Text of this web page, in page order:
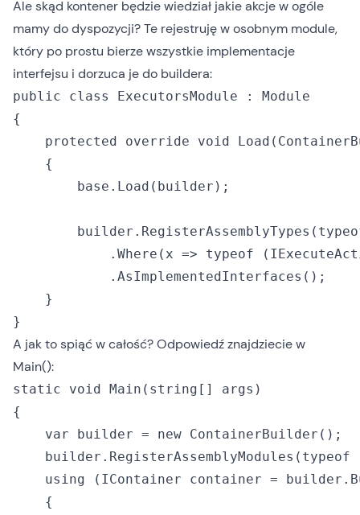
Ale skąd kontener będzie wiedział jakie akcje w ogóle
mamy do dyspozycji? Te rejestruję w osobnym module,
który po prostu bierze wszystkie implementacje
interfejsu i dorzuca je do buildera:
public class ExecutorsModule : Module
{
protected override void
    {
        base.Load(builder);
.Where(x => typeof
            .AsImplementedInterfaces();
    }
A jak to spiąć w całość? Odpowiedź znajdziecie w
Main():
static void Main(string[] args)
{
    var builder = new ContainerBuilder();
using (IContainer container =
    {